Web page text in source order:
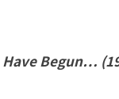
Begun…